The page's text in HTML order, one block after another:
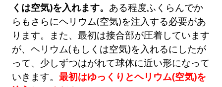
くは空気)を入れます。 ある程度ふくらんでか
らもさらにヘリウム(空気)を注入する必要があ
ります。また、最初は接合部が圧着しています
が、ヘリウム(もしくは空気)を入れるにしたが
って、少しずつはがれて球体に近い形になって
いきます。最初はゆっくりとヘリウム(空気)を